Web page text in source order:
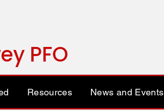
PFO
Resources News and Events